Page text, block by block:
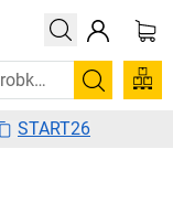
do 72 hodin.
Hledání
START26